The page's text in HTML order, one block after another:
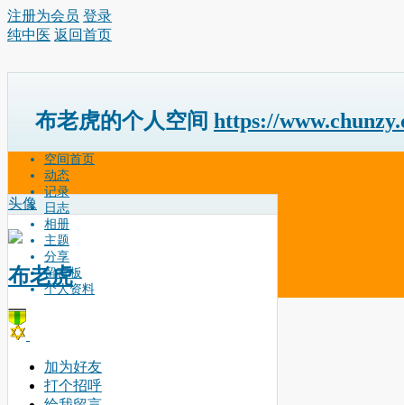
注册为会员 登录
纯中医 返回首页
布老虎的个人空间 https://
空间首页
动态
记录
日志
相册
主题
分享
留言板
个人资料
头像
布老虎
加为好友
打个招呼